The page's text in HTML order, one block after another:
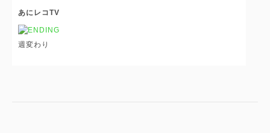
あにレコTV
週変わり